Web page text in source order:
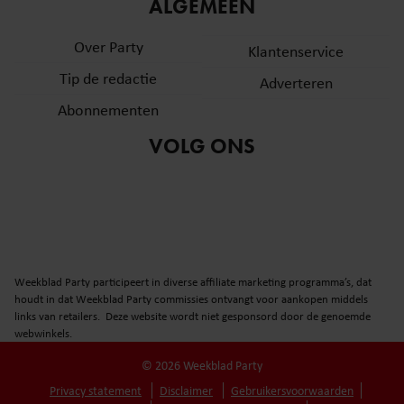
partners kunnen deze gegevens combineren met andere
verzameld op basis van uw gebruik van hun services. U
gaat akkoord met onze cookies als u onze website blijft
ALGEMEEN
Over Party
Tip de redactie
Abonnementen
Klantenservice
Adverteren
VOLG ONS
Weekblad Party participeert in diverse affiliate marketing programma’s, dat
houdt in dat Weekblad Party commissies ontvangt voor aankopen middels
links van retailers. Deze website wordt niet gesponsord door de genoemde
webwinkels.
© 2026 Weekblad Party
Privacy statement
Disclaimer
Gebruikersvoorwaarden